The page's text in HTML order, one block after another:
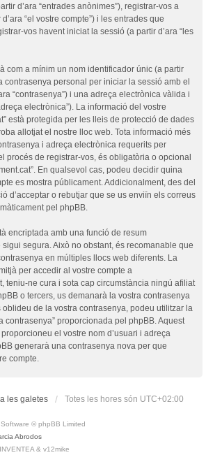
d’ara “entrades anònimes”), registrar-vos a
“el vostre compte”) i les entrades que
vos havent iniciat la sessió (a partir d’ara “les
com a mínim un nom identificador únic (a partir
contrasenya personal per iniciar la sessió amb el
“contrasenya”) i una adreça electrònica vàlida i
electrònica”). La informació del vostre
està protegida per les lleis de protecció de dades
allotjat el nostre lloc web. Tota informació més
i adreça electrònica requerits per
procés de registrar-vos, és obligatòria o opcional
En qualsevol cas, podeu decidir quina
es mostra públicament. Addicionalment, des del
d’acceptar o rebutjar que se us enviïn els correus
pel phpBB.
encriptada amb una funció de resum
segura. Això no obstant, és recomanable que
en múltiples llocs web diferents. La
per accedir al vostre compte a
teniu-ne cura i sota cap circumstància ningú afiliat
o tercers, us demanarà la vostra contrasenya
de la vostra contrasenya, podeu utilitzar la
contrasenya” proporcionada pel phpBB. Aquest
el vostre nom d’usuari i adreça
generarà una contrasenya nova per que
compte.
les galetes Totes les hores són UTC+02:00
© phpBB Limited
Abrodos
& v12mike